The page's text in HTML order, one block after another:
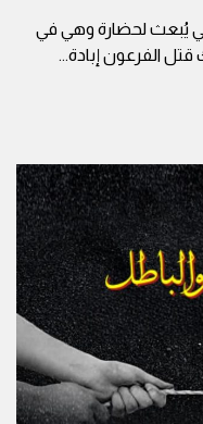
يُبعث لحضارة وهي في
الفرعون إبادة...